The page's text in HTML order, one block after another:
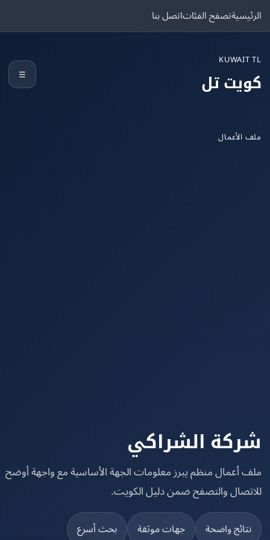
تصفح الفئاتاتصل بنا
تل
الشراكي
منظم يبرز معلومات الجهة الأساسية مع واجهة أوضح
والتصفح ضمن دليل الكويت.
واضحة جهات موثقة بحث أسرع